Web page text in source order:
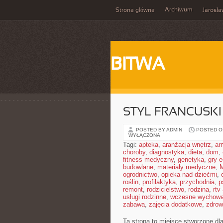
Strona główna Archiwum
BITWA
STYL FRANCUSKI
POSTED BY ADMIN POSTED
WYŁĄCZONA
Tagi: apteka, aranżacja wnętrz,
choroby, diagnostyka, dieta, dom,
fitness medyczny, genetyka, gry
budowlane, materiały medyczne,
ogrodnictwo, opieka nad dziećmi,
roślin, profilaktyka, przychodnia,
remont, rodzicielstwo, rodzina, rtv
usługi rodzinne, wczesne
zabawa, zajęcia dodatkowe,
Ta strona to miejsce stworzone